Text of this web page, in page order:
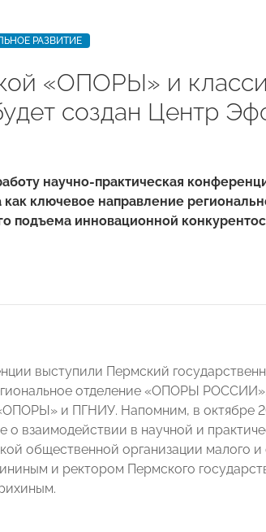
РАЗВИТИЕ
«ОПОРЫ» и
создан Центр
научно-практическая
как ключевое направление
подъема инновационной
выступили Пермский
отделение «ОПОРЫ
и ПГНИУ. Напомним, в
взаимодействии в научной и
общественной организации малого
и ректором Пермского